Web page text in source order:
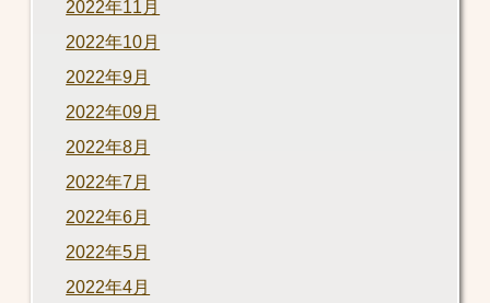
2022年11月
2022年10月
2022年9月
2022年09月
2022年8月
2022年7月
2022年6月
2022年5月
2022年4月